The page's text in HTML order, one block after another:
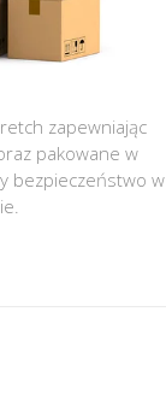
zapewniając
pakowane w
bezpieczeństwo w